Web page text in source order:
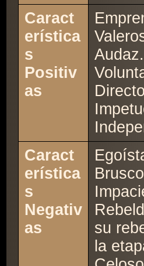
Caract
erística
s
Positiv
as
Caract
erística
s
Negativ
as
su
la